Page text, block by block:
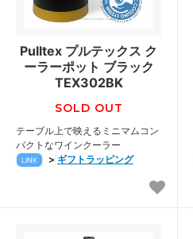
Pulltex プルテックス ク
ーラーポット ブラック
TEX302BK
SOLD OUT
テーブル上で映えるミニマムコン
パクトなワインクーラー
LINK > ギフトラッピング